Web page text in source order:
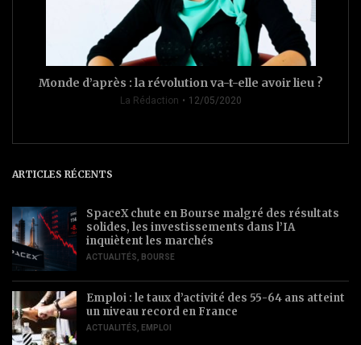
Monde d’après : la révolution va-t-elle avoir lieu ?
La Rédaction 12/05/2020
ARTICLES RÉCENTS
SpaceX chute en Bourse malgré des résultats
solides, les investissements dans l’IA
inquiètent les marchés
ACTUALITÉS BOURSE
Emploi : le taux d’activité des 55-64 ans atteint
un niveau record en France
ACTUALITÉS EMPLOI